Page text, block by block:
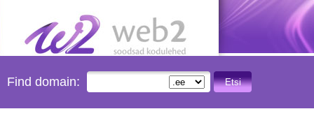
Find domain: Etsi